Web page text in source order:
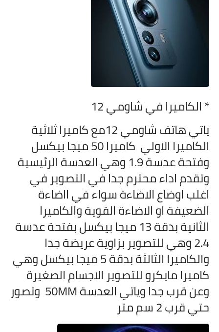
* الكاميرا فيشاومي 12
ياتي هاتف
شاومي 12مع كاميرا ثلاثية
الكاميرا الاولي كاميرا 50 ميجا بيكسل
وفتحة عدسة 1.9 وهي العدسة الرئيسية
وتقدم اداء محترم جدا في التصوير في
اغلب اوضاع الاضاءة سواء في ااضاءة
الضعيفة او الاضاءة القوية والكاميرا
الثانية بدقة 13 ميجا بيكسل بفتحة عدسة
2.4 وهي للتصوير بزاوية عريضة جدا
والكاميرا الثالثة بدقة 5 ميجا بيكسل وهي
كاميرا مايكرو للتصوير الاجسام الصغيرة
وعن قرب جدا وياتي العدسة 50MM وتصور
حتي قرب 2 سم متر